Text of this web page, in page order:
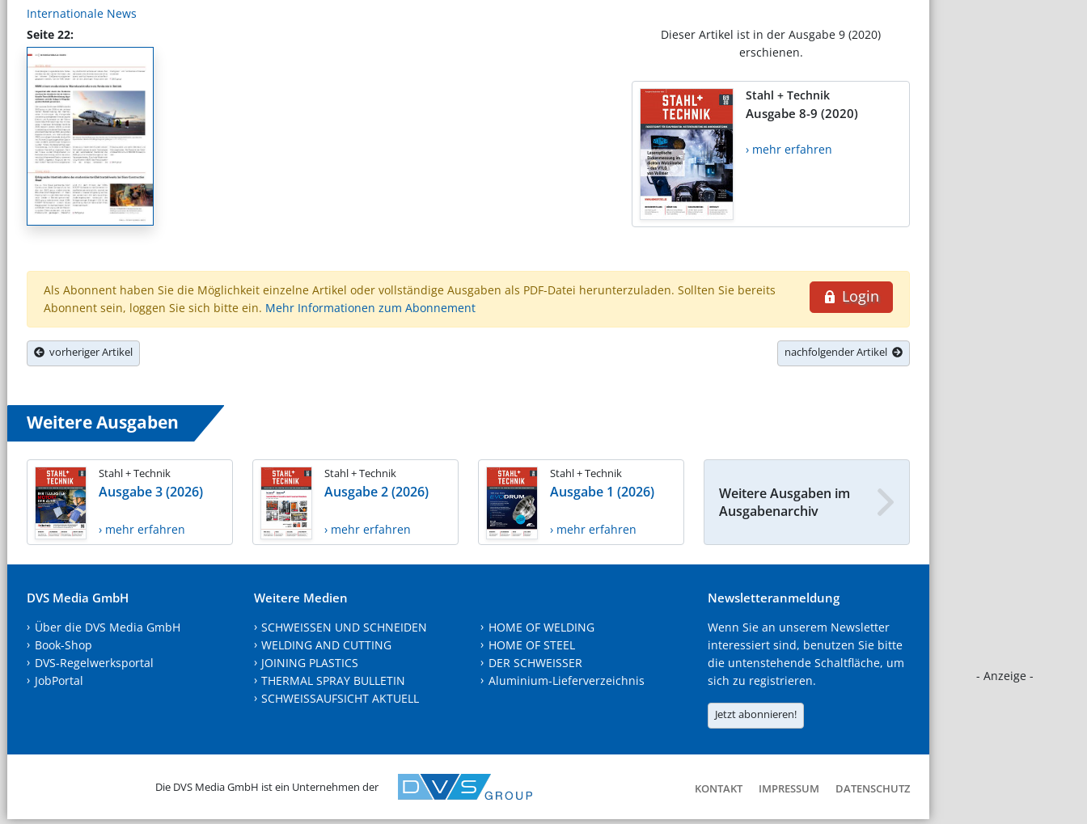
- Anzeige -
Internationale News
Seite 22:
Dieser Artikel ist in der Ausgabe 9 (2020)
erschienen.
Stahl + Technik
Ausgabe 8-9 (2020)
› mehr erfahren
Login
Als Abonnent haben Sie die Möglichkeit einzelne Artikel oder vollständige Ausgaben als PDF-Datei herunterzuladen. Sollten Sie bereits
Abonnent sein, loggen Sie sich bitte ein. Mehr Informationen zum Abonnement
vorheriger Artikel nachfolgender Artikel
Weitere Ausgaben
Stahl + Technik
Ausgabe 3 (2026)
› mehr erfahren
Stahl + Technik
Ausgabe 2 (2026)
› mehr erfahren
Stahl + Technik
Ausgabe 1 (2026)
› mehr erfahren
Weitere Ausgaben im
Ausgabenarchiv
DVS Media GmbH
Über die DVS Media GmbH
Book-Shop
DVS-Regelwerksportal
JobPortal
Weitere Medien
SCHWEISSEN UND SCHNEIDEN
WELDING AND CUTTING
JOINING PLASTICS
THERMAL SPRAY BULLETIN
SCHWEISSAUFSICHT AKTUELL
HOME OF WELDING
HOME OF STEEL
DER SCHWEISSER
Aluminium-Lieferverzeichnis
Newsletteranmeldung
Wenn Sie an unserem Newsletter
interessiert sind, benutzen Sie bitte
die untenstehende Schaltfläche, um
sich zu registrieren.
Jetzt abonnieren!
Die DVS Media GmbH ist ein Unternehmen der KONTAKT IMPRESSUM DATENSCHUTZ